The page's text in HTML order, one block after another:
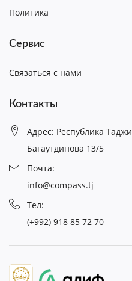
Политика
Сервис
Связаться с нами
Контакты
Адрес: Республика
Багаутдинова 13/5
Почта:
info@compass.tj
Тел:
(+992) 918 85 72 70